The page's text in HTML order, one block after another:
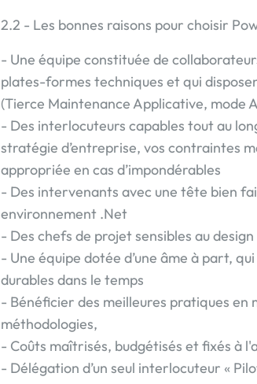
2.2 - Les bonnes raisons pour choisir
- Une équipe constituée de
plates-formes techniques et qui
(Tierce Maintenance Applicative, mode
- Des interlocuteurs capables tout au
stratégie d’entreprise, vos contraintes
appropriée en cas d’impondérables
- Des intervenants avec une tête bien
environnement .Net
- Des chefs de projet sensibles au
- Une équipe dotée d’une âme à part,
durables dans le temps
- Bénéficier des meilleures pratiques en
méthodologies,
- Coûts maîtrisés, budgétisés et fixés à
- Délégation d’un seul interlocuteur «